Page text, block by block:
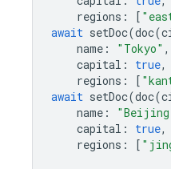
regions : [
await setDoc(doc(
name : "Tokyo" ,
capital : true,
regions : [
await setDoc(doc(
name :
capital : true,
regions : [